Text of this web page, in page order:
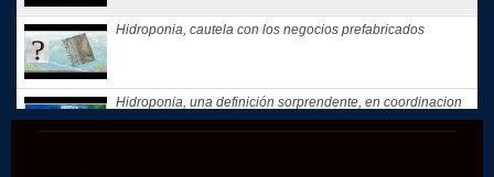
Hidroponia, cautela con los negocios prefabricados
Hidroponia, una definición sorprendente, en coordinacion
con la...